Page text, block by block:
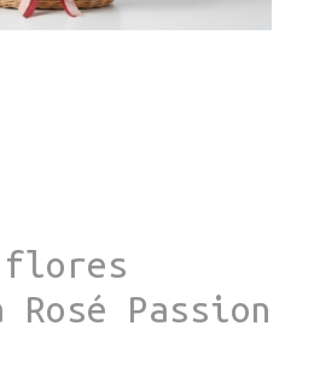
flores
Rosé Passion